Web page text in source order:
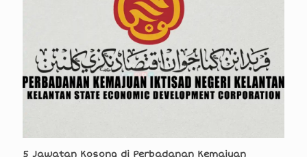
5 Jawatan Kosong di Perbadanan Kemajuan